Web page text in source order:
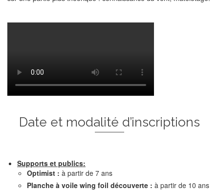
Date et modalité d’inscriptions
Supports et publics:
Optimist : à partir de 7 ans
Planche à voile wing foil découverte : à partir de 10 ans